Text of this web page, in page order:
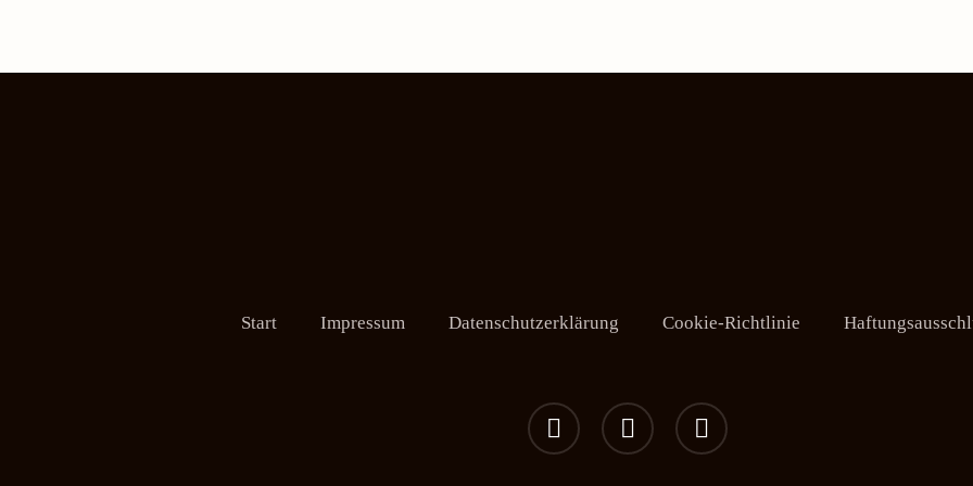
Start Impressum Datenschutzerklärung Cookie-Richtlinie